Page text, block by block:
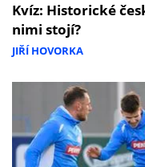
Kvíz: Historické
nimi stojí?
JIŘÍ HOVORKA